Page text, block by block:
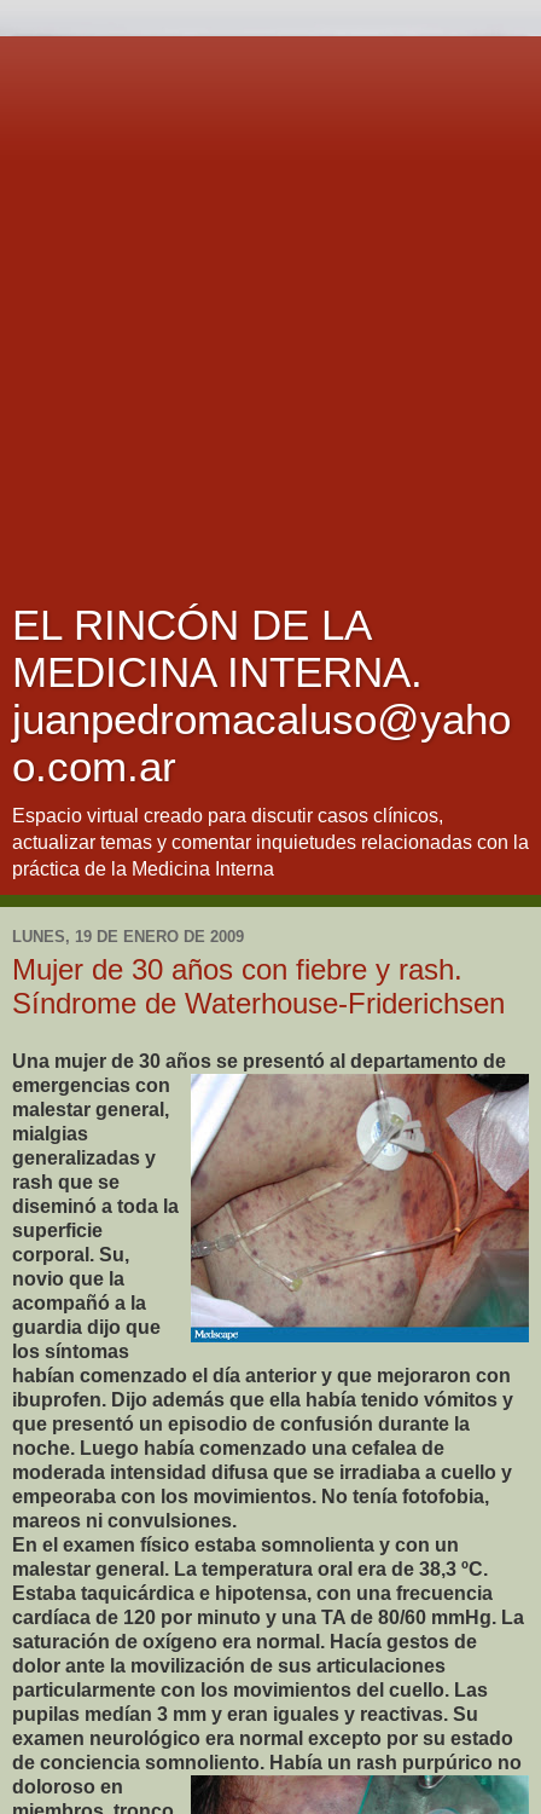
EL RINCÓN DE LA
MEDICINA INTERNA.
juanpedromacaluso@yaho
o.com.ar
Espacio virtual creado para discutir casos clínicos,
actualizar temas y comentar inquietudes relacionadas con la
práctica de la Medicina Interna
LUNES, 19 DE ENERO DE 2009
Mujer de 30 años con fiebre y rash.
Síndrome de Waterhouse-Friderichsen
Una mujer de 30 años se presentó al departamento de
emergencias con
malestar general,
mialgias
generalizadas y
rash que se
diseminó a toda la
superficie
corporal. Su,
novio que la
acompañó a la
guardia dijo que
los síntomas
habían comenzado el día anterior y que mejoraron con
ibuprofen. Dijo además que ella había tenido vómitos y
que presentó un episodio de confusión durante la
noche. Luego había comenzado una cefalea de
moderada intensidad difusa que se irradiaba a cuello y
empeoraba con los movimientos. No tenía fotofobia,
mareos ni convulsiones.
En el examen físico estaba somnolienta y con un
malestar general. La temperatura oral era de 38,3 ºC.
Estaba taquicárdica e hipotensa, con una frecuencia
cardíaca de 120 por minuto y una TA de 80/60 mmHg. La
saturación de oxígeno era normal. Hacía gestos de
dolor ante la movilización de sus articulaciones
particularmente con los movimientos del cuello. Las
pupilas medían 3 mm y eran iguales y reactivas. Su
examen neurológico era normal excepto por su estado
de conciencia somnoliento. Había un rash purpúrico no
doloroso en